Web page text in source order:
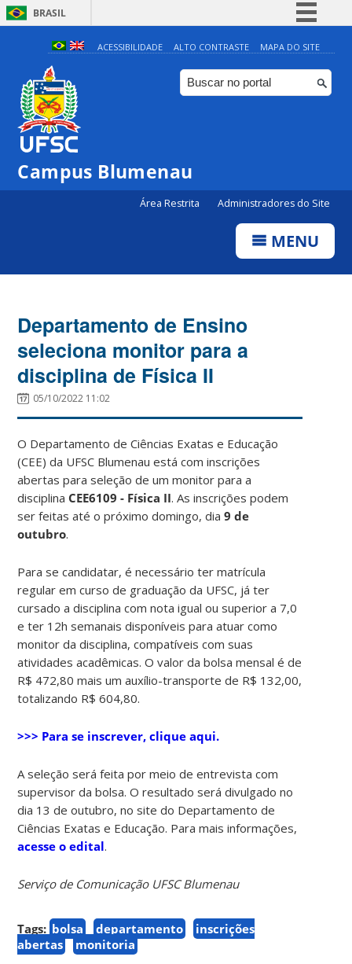
BRASIL
Simplifique!
Comunica BR
Participe
ACESSIBILIDADE ALTO CONTRASTE MAPA DO SITE
Campus Blumenau
Área Restrita Administradores do Site
MENU
Departamento de Ensino
seleciona monitor para a
disciplina de Física II
05/10/2022 11:02
O Departamento de Ciências Exatas e Educação
(CEE) da UFSC Blumenau está com inscrições
abertas para seleção de um monitor para a
disciplina CEE6109 - Física II. As inscrições podem
ser feitas até o próximo domingo, dia9 de
outubro.
Para se candidatar, é necessário ter matrícula
regular em curso de graduação da UFSC, já ter
cursado a disciplina com nota igual ou superior a 7,0
e ter 12h semanais disponíveis para atuar como
monitor da disciplina, compatíveis com suas
atividades acadêmicas. O valor da bolsa mensal é de
R$ 472,80 mais um auxílio-transporte de R$ 132,00,
totalizando R$ 604,80.
>>> Para se inscrever, clique aqui.
A seleção será feita por meio de entrevista com
supervisor da bolsa. O resultado será divulgado no
dia 13 de outubro, no site do Departamento de
Ciências Exatas e Educação. Para mais informações,
acesse o edital.
Serviço de Comunicação UFSC Blumenau
Tags: bolsa departamento
inscrições
abertas
monitoria